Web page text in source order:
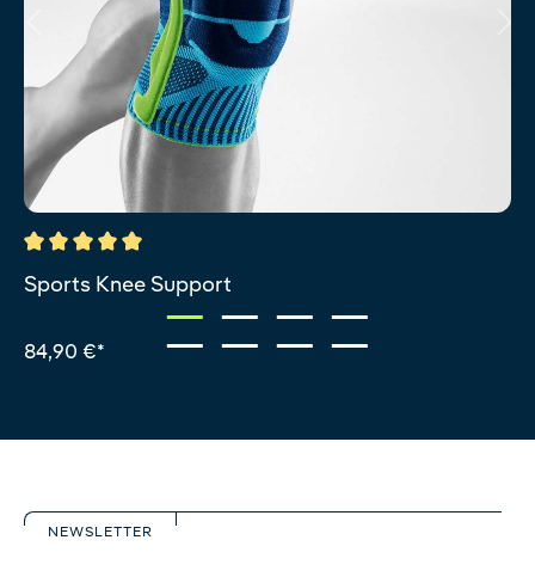
Durchschnittliche Bewertung von 5 von 5 Sternen
Sports Knee Support
84,90 €*
NEWSLETTER